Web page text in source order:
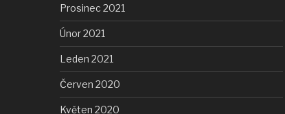
Prosinec 2021
Únor 2021
Leden 2021
Červen 2020
Květen 2020